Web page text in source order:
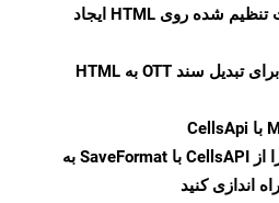
محلی و فرمت تنظیم شده روی HTML ایجاد
از WordsApi برای تبدیل سند OTT به HTML
را از CellsAPI با SaveFormat به